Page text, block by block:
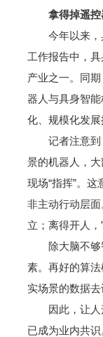
拿得掉遥
今年以来，
工作报告中，
产业之一。同
器人与具身智
化、规模化发展
记者注意到
景的机器人，
现场“指挥”。
非主动行动层
立；离得开人，
除大脑不够
素。再好的算
实场景的数据去
因此，让人形
已成为业内共